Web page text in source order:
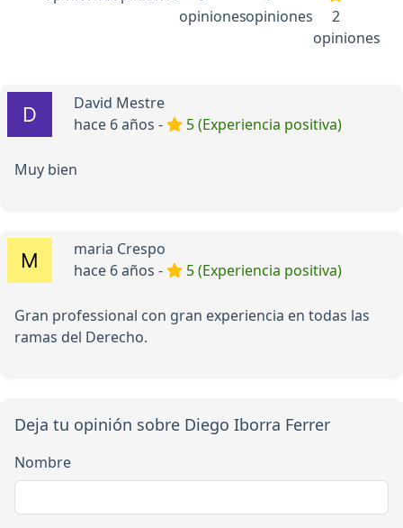
opinionesopiniones
2
opiniones
David Mestre
hace 6 años -
5 (Experiencia positiva)
Muy bien
maria Crespo
hace 6 años -
5 (Experiencia positiva)
Gran professional con gran experiencia en todas las
ramas del Derecho.
Deja tu opinión sobre Diego Iborra Ferrer
Nombre